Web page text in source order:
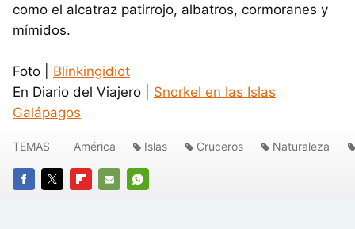
como el alcatraz patirrojo, albatros, cormoranes y
mímidos.
Foto | Blinkingidiot
En Diario del Viajero | Snorkel en las Islas
Galápagos
FACEBOOK
TWITTERFLIPBOARD
E-
WHATSAPP
TEMAS América Islas Cruceros Naturaleza